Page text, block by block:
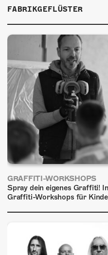
KONTAKT
ÜBER UNS
GÖNNEREI
SHOP
MITMACHEN
FABRIKGEFLÜSTER
GRAFFITI-WORKSHOPS
Spray dein eigenes Graffiti!
Graffiti-Workshops für